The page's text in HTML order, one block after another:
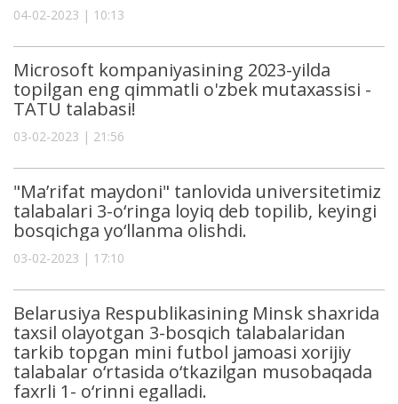
04-02-2023 | 10:13
Microsoft kompaniyasining 2023-yilda
topilgan eng qimmatli o'zbek mutaxassisi -
TATU talabasi!
03-02-2023 | 21:56
"Ma’rifat maydoni" tanlovida universitetimiz
talabalari 3-o‘ringa loyiq deb topilib, keyingi
bosqichga yo‘llanma olishdi.
03-02-2023 | 17:10
Belarusiya Respublikasining Minsk shaxrida
taxsil olayotgan 3-bosqich talabalaridan
tarkib topgan mini futbol jamoasi xorijiy
talabalar o‘rtasida o‘tkazilgan musobaqada
faxrli 1- o‘rinni egalladi.